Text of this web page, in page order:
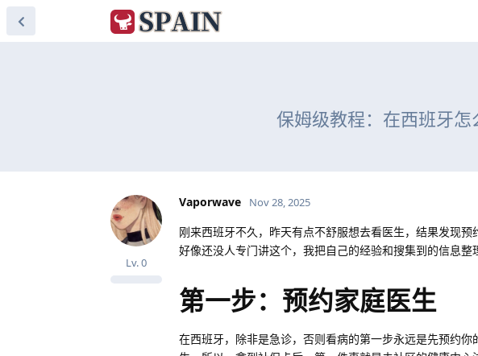
保姆级教程：在西班牙
Vaporwave
Lv.0
Nov 28, 2025
刚来西班牙不久，昨天有点不舒服想去看医生，结果发现
好像还没人专门讲这个，我把自己的经验和搜集到的信息
第一步：预约家庭医生
在西班牙，除非是急诊，否则看病的第一步永远是先预约